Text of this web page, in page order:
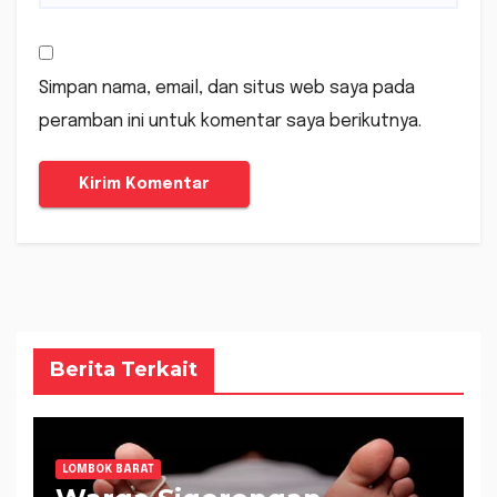
Simpan nama, email, dan situs web saya pada
peramban ini untuk komentar saya berikutnya.
Berita Terkait
LOMBOK BARAT